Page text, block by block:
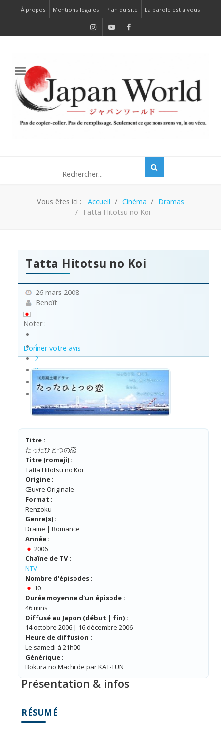
À propos Mentions légales Plan du site La parole est à vous
Vous êtes ici : Accueil Cinéma
Dramas
Tatta Hitotsu no Koi
Tatta Hitotsu no Koi
26 mars 2008
Benoît
Noter :
1
2
3
4
5
Donner votre avis
Titre :
たったひとつの恋
Titre (romaji) :
Tatta Hitotsu no Koi
Origine :
Œuvre Originale
Format :
Renzoku
Genre(s) :
Drame | Romance
Année :
2006
Chaîne de TV :
NTV
Nombre d'épisodes :
10
Durée moyenne d'un épisode :
46 mins
Diffusé au Japon (début | fin) :
14 octobre 2006 | 16 décembre 2006
Heure de diffusion :
Le samedi à 21h00
Générique :
Bokura no Machi de par KAT-TUN
Présentation & infos
RÉSUMÉ